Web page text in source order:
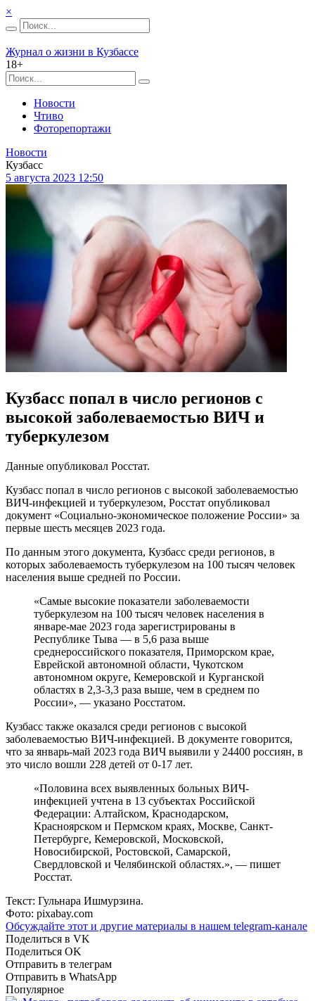
×
Журнал о жизни в Кузбассе
18+
Новости
Чтиво
Фоторепортажи
Новости
Кузбасс
5 августа 2023 12:50
Кузбасс попал в число регионов с
высокой заболеваемостью ВИЧ и
туберкулезом
Данные опубликовал Росстат.
Кузбасс попал в число регионов с высокой заболеваемостью
ВИЧ-инфекцией и туберкулезом, Росстат опубликовал
документ «Социально-экономическое положение России» за
первые шесть месяцев 2023 года.
По данным этого документа, Кузбасс среди регионов, в
которых заболеваемость туберкулезом на 100 тысяч человек
населения выше средней по России.
«Самые высокие показатели заболеваемости
туберкулезом на 100 тысяч человек населения в
январе-мае 2023 года зарегистрированы в
Республике Тыва — в 5,6 раза выше
среднероссийского показателя, Приморском крае,
Еврейской автономной области, Чукотском
автономном округе, Кемеровской и Курганской
областях в 2,3-3,3 раза выше, чем в среднем по
России», — указано Росстатом.
Кузбасс также оказался среди регионов с высокой
заболеваемостью ВИЧ-инфекцией. В документе говорится,
что за январь-май 2023 года ВИЧ выявили у 24400 россиян, в
это число вошли 228 детей от 0-17 лет.
«Половина всех выявленных больных ВИЧ-
инфекцией учтена в 13 субъектах Российской
Федерации: Алтайском, Краснодарском,
Красноярском и Пермском краях, Москве, Санкт-
Петербурге, Кемеровской, Московской,
Новосибирской, Ростовской, Самарской,
Свердловской и Челябинской областях.», — пишет
Росстат.
Текст: Гульнара Ишмурзина.
Фото: pixabay.com
Обсуждайте этот и другие материалы в нашем telegram-канале
Поделиться в VK
Поделиться OK
Отправить в телеграм
Отправить в WhatsApp
Популярное